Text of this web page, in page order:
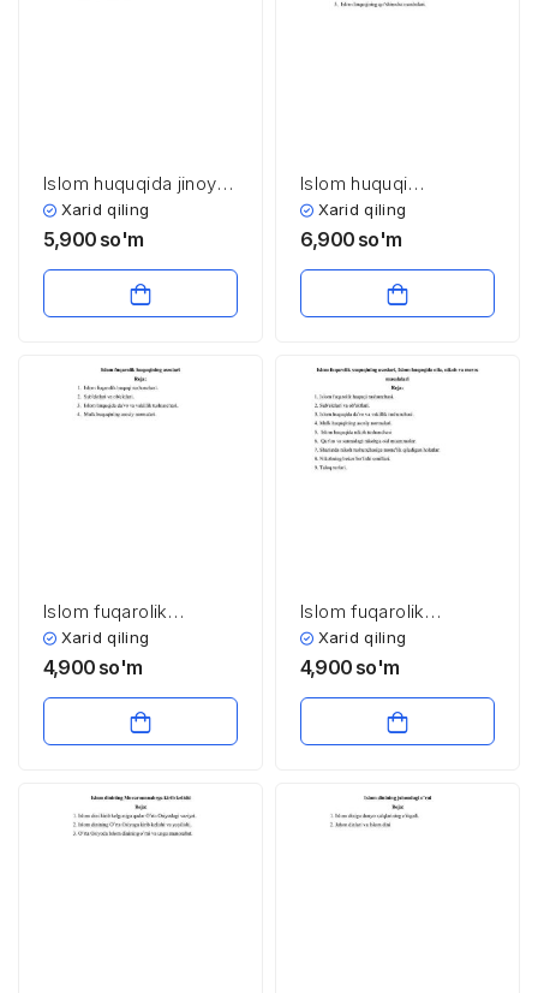
Islom huquqida jinoyat
va jazo
Xarid qiling
5,900 so'm
Islom huquqi
manbalari
Xarid qiling
6,900 so'm
Islom fuqarolik
huquqining asoslari
Xarid qiling
4,900 so'm
Islom fuqarolik
xuquqining asoslari,
Islom huquqida oila,
Xarid qiling
4,900 so'm